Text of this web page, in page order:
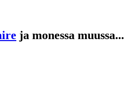
ja monessa muussa...